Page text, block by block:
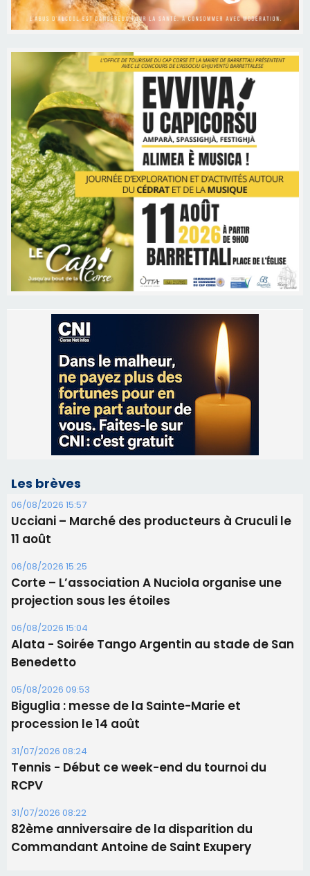
Les brèves
06/08/2026 15:57
Ucciani – Marché des producteurs à Cruculi le
11 août
06/08/2026 15:25
Corte – L’association A Nuciola organise une
projection sous les étoiles
06/08/2026 15:04
Alata - Soirée Tango Argentin au stade de San
Benedetto
05/08/2026 09:53
Biguglia : messe de la Sainte-Marie et
procession le 14 août
31/07/2026 08:24
Tennis - Début ce week-end du tournoi du
RCPV
31/07/2026 08:22
82ème anniversaire de la disparition du
Commandant Antoine de Saint Exupery